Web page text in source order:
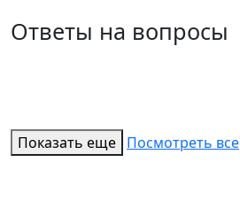
Ответы на вопросы
Показать еще Посмотреть все